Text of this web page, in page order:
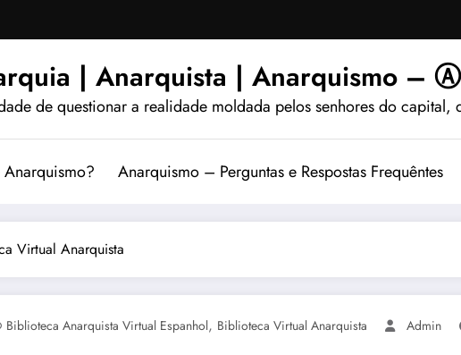
| Anarquista | Anarquismo –
de questionar a realidade moldada pelos senhores do
Anarquismo – Perguntas e Respostas Frequêntes
Virtual Anarquista
Biblioteca Anarquista Virtual Espanhol, Biblioteca Virtual Anarquista Admin